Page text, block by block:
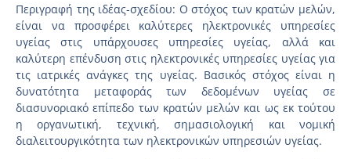
Περιγραφή της ιδέας-σχεδίου: Ο στόχος των κρατών μελών,
είναι να προσφέρει καλύτερες ηλεκτρονικές υπηρεσίες
υγείας στις υπάρχουσες υπηρεσίες υγείας, αλλά και
καλύτερη επένδυση στις ηλεκτρονικές υπηρεσίες υγείας για
τις ιατρικές ανάγκες της υγείας. Βασικός στόχος είναι η
δυνατότητα μεταφοράς των δεδομένων υγείας σε
διασυνοριακό επίπεδο των κρατών μελών και ως εκ τούτου
η οργανωτική, τεχνική, σημασιολογική και νομική
διαλειτουργικότητα των ηλεκτρονικών υπηρεσιών υγείας.